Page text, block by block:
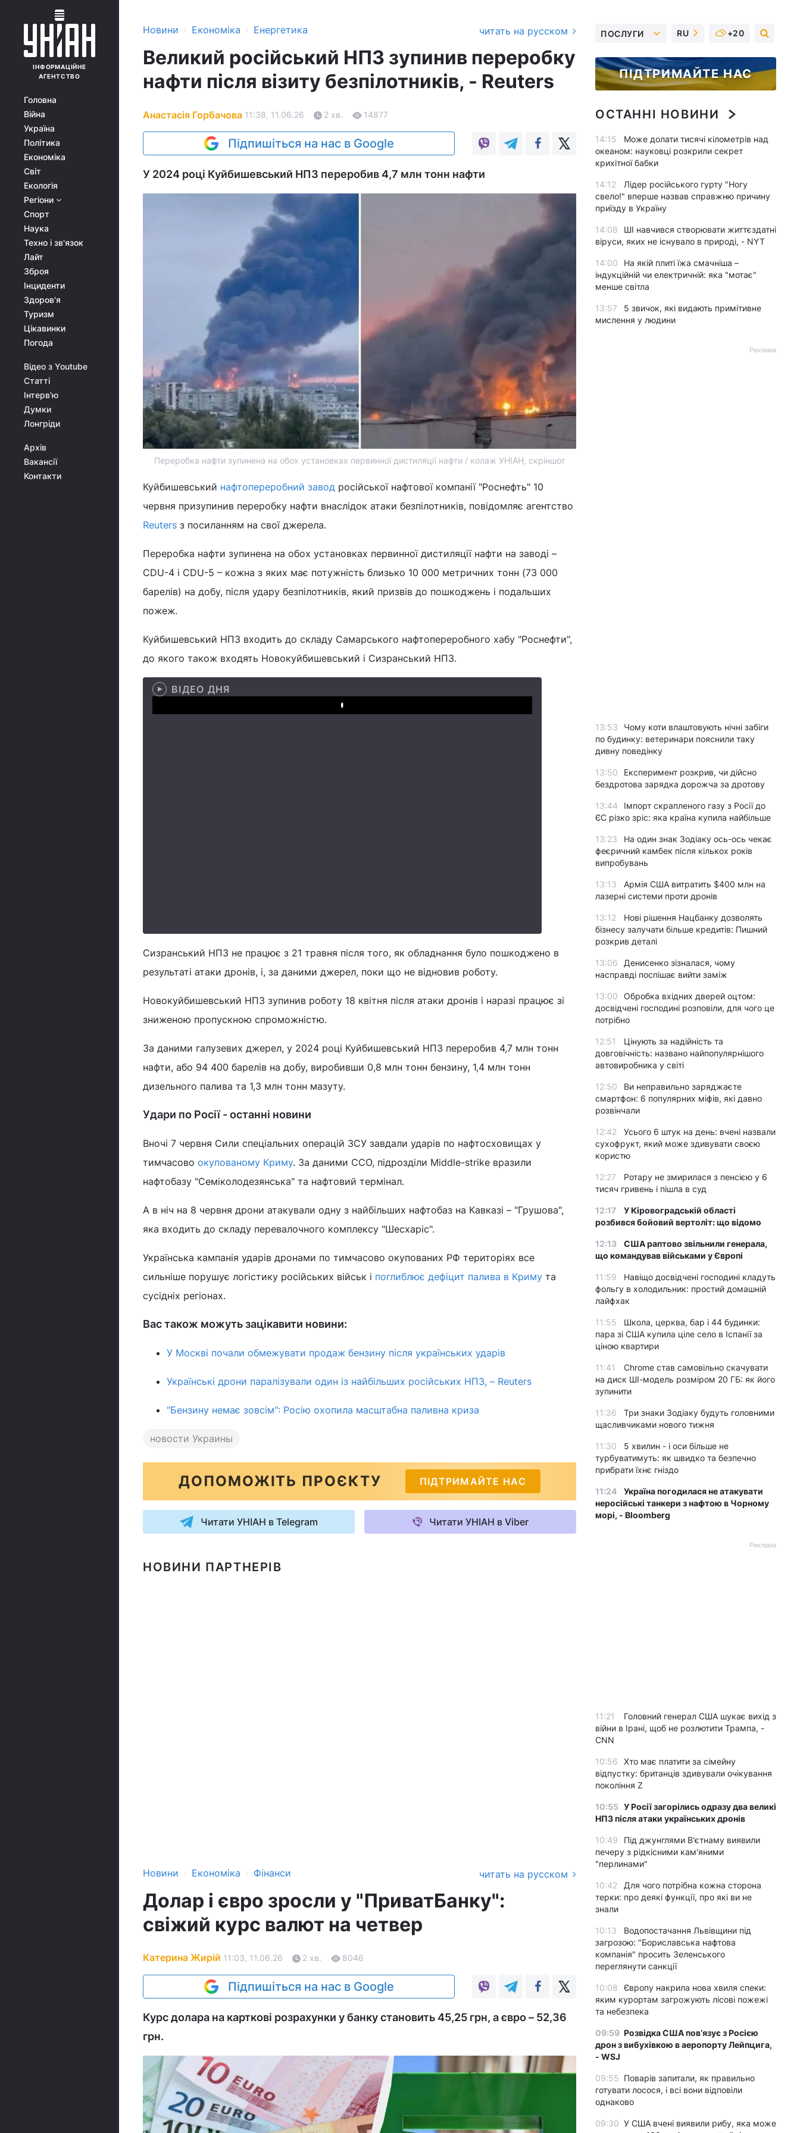
ІНФОРМАЦІЙНЕ
АГЕНТСТВО
Головна
Війна
Україна
Політика
Економіка
Світ
Екологія
Регіони
Спорт
Наука
Техно і зв'язок
Лайт
Зброя
Інциденти
Здоров'я
Туризм
Цікавинки
Погода
Відео з Youtube
Статті
Інтерв'ю
Думки
Лонгріди
Архів
Вакансії
Контакти
Новини › Економіка › Енергетика читать на русском
Великий російський НПЗ зупинив переробку
нафти після візиту безпілотників, - Reuters
Анастасія Горбачова 11:38, 11.06.26 2 хв. 14877
Підпишіться на нас в Google
У 2024 році Куйбишевський НПЗ переробив 4,7 млн тонн нафти
Переробка нафти зупинена на обох установках первинної дистиляції нафти / колаж УНІАН, скріншот
Куйбишевський нафтопереробний завод російської нафтової компанії "Роснефть" 10
червня призупинив переробку нафти внаслідок атаки безпілотників, повідомляє агентство
Reuters з посиланням на свої джерела.
Переробка нафти зупинена на обох установках первинної дистиляції нафти на заводі –
CDU-4 і CDU-5 – кожна з яких має потужність близько 10 000 метричних тонн (73 000
барелів) на добу, після удару безпілотників, який призвів до пошкоджень і подальших
пожеж.
Куйбишевський НПЗ входить до складу Самарського нафтопереробного хабу "Роснефти",
до якого також входять Новокуйбишевський і Сизранський НПЗ.
ВІДЕО ДНЯ
Play
Сизранський НПЗ не працює з 21 травня після того, як обладнання було пошкоджено в
результаті атаки дронів, і, за даними джерел, поки що не відновив роботу.
Новокуйбишевський НПЗ зупинив роботу 18 квітня після атаки дронів і наразі працює зі
зниженою пропускною спроможністю.
За даними галузевих джерел, у 2024 році Куйбишевський НПЗ переробив 4,7 млн тонн
нафти, або 94 400 барелів на добу, виробивши 0,8 млн тонн бензину, 1,4 млн тонн
дизельного палива та 1,3 млн тонн мазуту.
Удари по Росії - останні новини
Вночі 7 червня Сили спеціальних операцій ЗСУ завдали ударів по нафтосховищах у
тимчасово окупованому Криму. За даними ССО, підрозділи Middle-strike вразили
нафтобазу "Семіколодезянська" та нафтовий термінал.
А в ніч на 8 червня дрони атакували одну з найбільших нафтобаз на Кавказі – "Грушова",
яка входить до складу перевалочного комплексу "Шесхаріс".
Українська кампанія ударів дронами по тимчасово окупованих РФ територіях все
сильніше порушує логістику російських військ і поглиблює дефіцит палива в Криму та
сусідніх регіонах.
Вас також можуть зацікавити новини:
У Москві почали обмежувати продаж бензину після українських ударів
Українські дрони паралізували один із найбільших російських НПЗ, – Reuters
"Бензину немає зовсім": Росію охопила масштабна паливна криза
новости Украины
ДОПОМОЖІТЬ ПРОЄКТУ ПІДТРИМАЙТЕ НАС
Читати УНІАН в Telegram Читати УНІАН в Viber
НОВИНИ ПАРТНЕРІВ
Новини › Економіка › Фінанси читать на русском
Долар і євро зросли у "ПриватБанку":
свіжий курс валют на четвер
Катерина Жирій 11:03, 11.06.26 2 хв. 8046
Підпишіться на нас в Google
Курс долара на карткові розрахунки у банку становить 45,25 грн, а євро – 52,36
грн.
ПОСЛУГИ RU +20
ПІДТРИМАЙТЕ НАС
ОСТАННІ НОВИНИ
14:15
Може долати тисячі кілометрів над
океаном: науковці розкрили секрет
крихітної бабки
14:12
Лідер російського гурту "Ногу
свело!" вперше назвав справжню причину
приїзду в Україну
14:08
ШІ навчився створювати життєздатні
віруси, яких не існувало в природі, - NYT
14:00
На якій плиті їжа смачніша –
індукційній чи електричній: яка "мотає"
менше світла
13:57
5 звичок, які видають примітивне
мислення у людини
Реклама
13:53
Чому коти влаштовують нічні забіги
по будинку: ветеринари пояснили таку
дивну поведінку
13:50
Експеримент розкрив, чи дійсно
бездротова зарядка дорожча за дротову
13:44
Імпорт скрапленого газу з Росії до
ЄС різко зріс: яка країна купила найбільше
13:23
На один знак Зодіаку ось-ось чекає
феєричний камбек після кількох років
випробувань
13:13
Армія США витратить $400 млн на
лазерні системи проти дронів
13:12
Нові рішення Нацбанку дозволять
бізнесу залучати більше кредитів: Пишний
розкрив деталі
13:06
Денисенко зізналася, чому
насправді поспішає вийти заміж
13:00
Обробка вхідних дверей оцтом:
досвідчені господині розповіли, для чого це
потрібно
12:51
Цінують за надійність та
довговічність: названо найпопулярнішого
автовиробника у світі
12:50
Ви неправильно заряджаєте
смартфон: 6 популярних міфів, які давно
розвінчали
12:42
Усього 6 штук на день: вчені назвали
сухофрукт, який може здивувати своєю
користю
12:27
Ротару не змирилася з пенсією у 6
тисяч гривень і пішла в суд
12:17
У Кіровоградській області
розбився бойовий вертоліт: що відомо
12:13
США раптово звільнили генерала,
що командував військами у Європі
11:59
Навіщо досвідчені господині кладуть
фольгу в холодильник: простий домашній
лайфхак
11:55
Школа, церква, бар і 44 будинки:
пара зі США купила ціле село в Іспанії за
ціною квартири
11:41
Chrome став самовільно скачувати
на диск ШІ-модель розміром 20 ГБ: як його
зупинити
11:36
Три знаки Зодіаку будуть головними
щасливчиками нового тижня
11:30
5 хвилин - і оси більше не
турбуватимуть: як швидко та безпечно
прибрати їхнє гніздо
11:24
Україна погодилася не атакувати
неросійські танкери з нафтою в Чорному
морі, - Bloomberg
Реклама
11:21
Головний генерал США шукає вихід з
війни в Ірані, щоб не розлютити Трампа, -
CNN
10:56
Хто має платити за сімейну
відпустку: британців здивували очікування
покоління Z
10:55 У Росії загорілись одразу два великі
НПЗ після атаки українських дронів
10:49
Під джунглями В'єтнаму виявили
печеру з рідкісними кам'яними
"перлинами"
10:42
Для чого потрібна кожна сторона
терки: про деякі функції, про які ви не
знали
10:13
Водопостачання Львівщини під
загрозою: "Бориславська нафтова
компанія" просить Зеленського
переглянути санкції
10:08
Європу накрила нова хвиля спеки:
яким курортам загрожують лісові пожежі
та небезпека
09:59 Розвідка США пов’язує з Росією
дрон з вибухівкою в аеропорту Лейпцига,
- WSJ
09:55 Поварів запитали, як правильно
готувати лосося, і всі вони відповіли
однаково
09:30 У США вчені виявили рибу, яка може